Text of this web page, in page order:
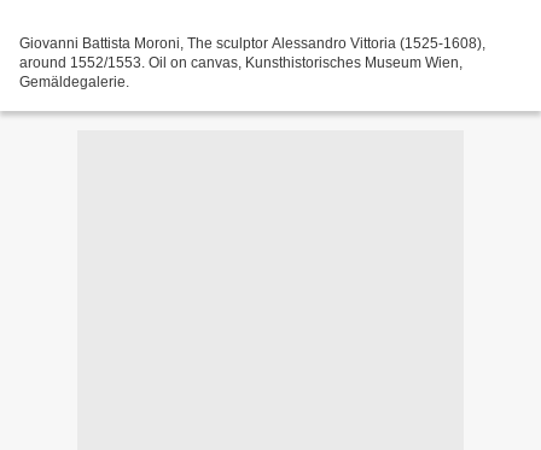
Giovanni Battista Moroni, The sculptor Alessandro Vittoria (1525-1608),
around 1552/1553. Oil on canvas, Kunsthistorisches Museum Wien,
Gemäldegalerie.